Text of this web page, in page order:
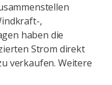
,
haben die
Strom direkt
verkaufen. Weitere